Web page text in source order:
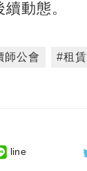
動態。
師公會 #租賃
line